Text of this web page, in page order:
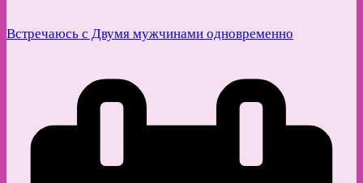
Встречаюсь с Двумя мужчинами одновременно